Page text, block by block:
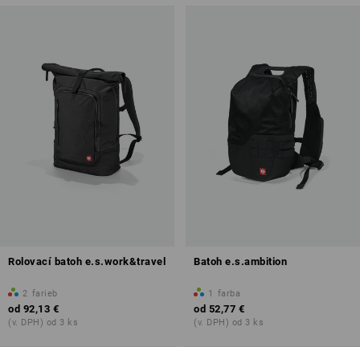
Rolovací batoh e.s.work&travel
2 farieb
od 92,13 €
(v. DPH) od 3 ks
Batoh e.s.ambition
1 farba
od 52,77 €
(v. DPH) od 3 ks